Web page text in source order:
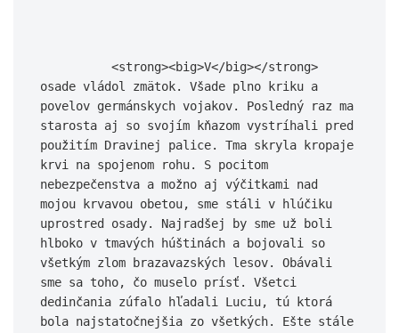
osade vládol zmätok. Všade plno kriku a
povelov germánskych vojakov. Posledný raz ma
starosta aj so svojím kňazom vystríhali pred
použitím Dravinej palice. Tma skryla kropaje
krvi na spojenom rohu. S pocitom
nebezpečenstva a možno aj výčitkami nad
mojou krvavou obetou, sme stáli v hlúčiku
uprostred osady. Najradšej by sme už boli
hlboko v tmavých húštinách a bojovali so
všetkým zlom brazavazských lesov. Obávali
sme sa toho, čo muselo prísť. Všetci
dedinčania zúfalo hľadali Luciu, tú ktorá
bola najstatočnejšia zo všetkých. Ešte stále